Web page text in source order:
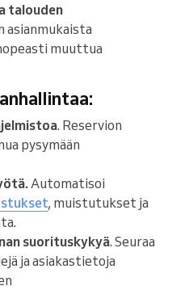
talouden
asianmukaista
muuttua
. Reservion
pysymään
Automatisoi
, muistutukset ja
suorituskykyä. Seuraa
ja asiakastietoja